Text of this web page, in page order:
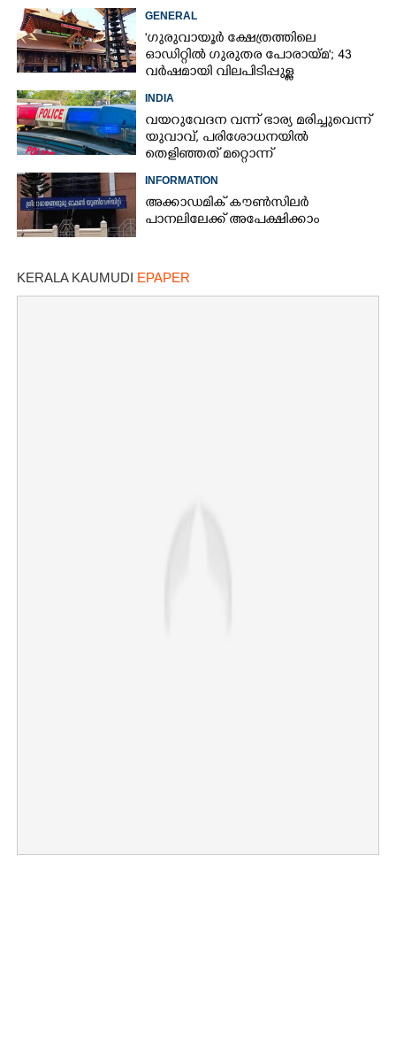
GENERAL
'ഗുരുവായൂർ ക്ഷേത്രത്തിലെ
ഓഡിറ്റിൽ ഗുരുതര പോരായ്മ'; 43
വർഷമായി വിലപിടിപ്പുള്ള
നടത്തിയിട്ടില്ലെന്ന് ഹൈക്കോടതി
INDIA
വയറുവേദന വന്ന് ഭാര്യ മരിച്ചുവെന്ന്
യുവാവ്,​ പരിശോധനയിൽ
തെളിഞ്ഞത് മറ്റൊന്ന്
INFORMATION
അക്കാഡമിക് കൗൺസിലർ
പാനലിലേക്ക് അപേക്ഷിക്കാം
KERALA KAUMUDI EPAPER